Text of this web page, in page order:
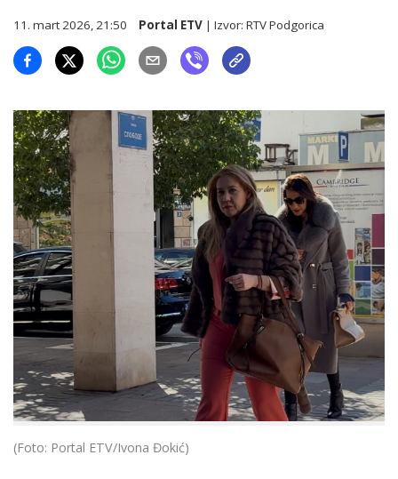
11. mart 2026, 21:50 Portal ETV | Izvor:RTV Podgorica
(Foto: Portal ETV/Ivona Đokić)